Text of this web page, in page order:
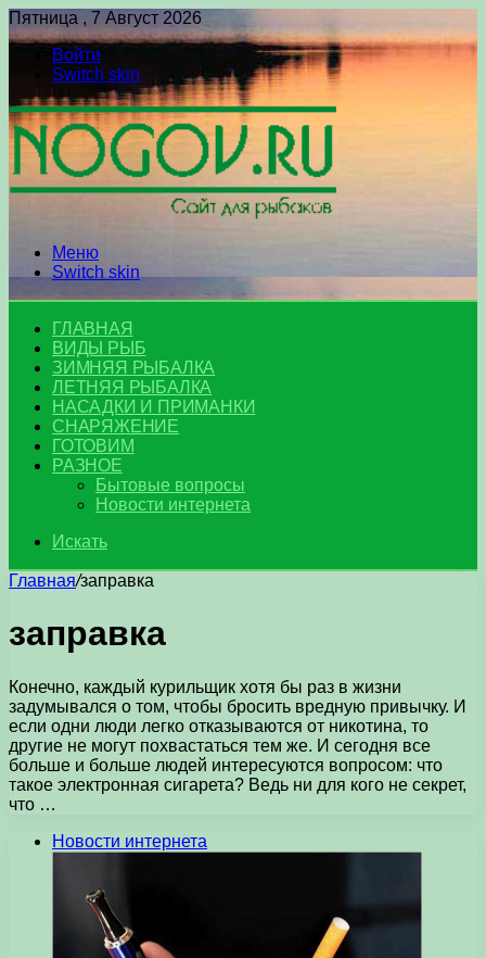
Пятница , 7 Август 2026
Войти
Switch skin
Меню
Switch skin
ГЛАВНАЯ
ВИДЫ РЫБ
ЗИМНЯЯ РЫБАЛКА
ЛЕТНЯЯ РЫБАЛКА
НАСАДКИ И ПРИМАНКИ
СНАРЯЖЕНИЕ
ГОТОВИМ
РАЗНОЕ
Бытовые вопросы
Новости интернета
Искать
Главная/заправка
заправка
Конечно, каждый курильщик хотя бы раз в жизни
задумывался о том, чтобы бросить вредную привычку. И
если одни люди легко отказываются от никотина, то
другие не могут похвастаться тем же. И сегодня все
больше и больше людей интересуются вопросом: что
такое электронная сигарета? Ведь ни для кого не секрет,
что …
Новости интернета